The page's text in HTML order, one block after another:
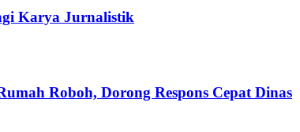
Karya Jurnalistik
Roboh, Dorong Respons Cepat Dinas